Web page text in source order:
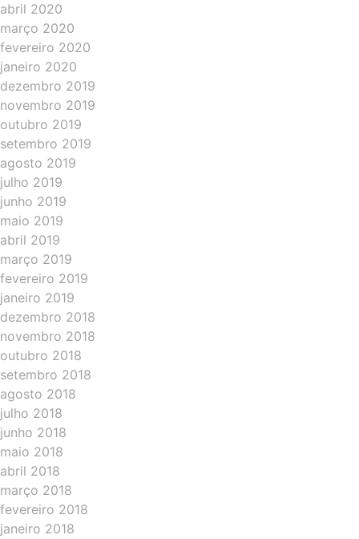
abril 2020
março 2020
fevereiro 2020
janeiro 2020
dezembro 2019
novembro 2019
outubro 2019
setembro 2019
agosto 2019
julho 2019
junho 2019
maio 2019
abril 2019
março 2019
fevereiro 2019
janeiro 2019
dezembro 2018
novembro 2018
outubro 2018
setembro 2018
agosto 2018
julho 2018
junho 2018
maio 2018
abril 2018
março 2018
fevereiro 2018
janeiro 2018